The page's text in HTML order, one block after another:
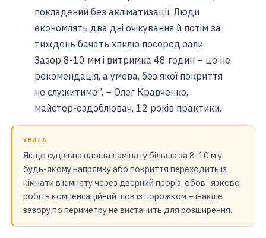
покладений без акліматизації. Люди
економлять два дні очікування й потім за
тиждень бачать хвилю посеред зали.
Зазор 8-10 мм і витримка 48 годин – це не
рекомендація, а умова, без якої покриття
не служитиме”, – Олег Кравченко,
майстер-оздоблювач, 12 років практики.
УВАГА
Якщо суцільна площа ламінату більша за 8-10 м у
будь-якому напрямку або покриття переходить із
кімнати в кімнату через дверний проріз, обовʼязково
робіть компенсаційний шов із порожком – інакше
зазору по периметру не вистачить для розширення.